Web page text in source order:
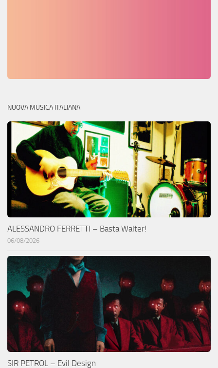
NUOVA MUSICA ITALIANA
ALESSANDRO FERRETTI – Basta Walter!
06/08/2026
SIR PETROL – Evil Design